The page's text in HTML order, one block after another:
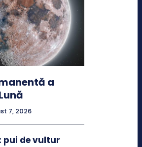
a
7, 2026
pui de vultur